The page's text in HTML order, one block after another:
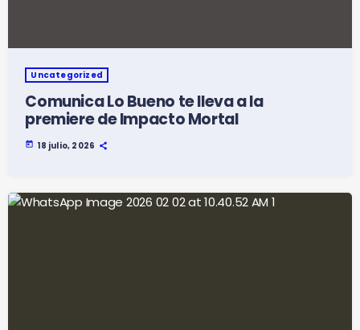
Uncategorized
Comunica Lo Bueno te lleva a la
premiere de Impacto Mortal
today 18 julio, 2026